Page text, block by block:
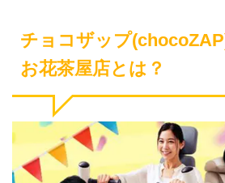
チョコザップ
お花茶屋店とは？